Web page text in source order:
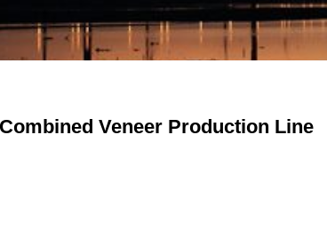
Veneer Production Line